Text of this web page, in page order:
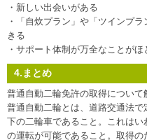
・新しい出会いがある
・「自炊プラン」や「ツインプ
きる
・サポート体制が万全なことがほ
4.まとめ
普通自動二輪免許の取得について
普通自動二輪とは、道路交通法
下の二輪車であること。これは
の運転が可能であること。取得